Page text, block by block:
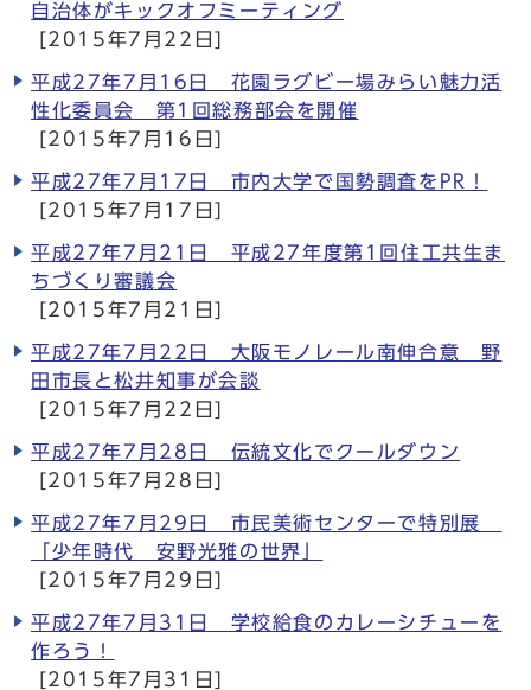
自治体がキックオフミーティング
[2015年7月22日]
平成27年7月16日 花園ラグビー場みらい魅力活
性化委員会 第1回総務部会を開催
[2015年7月16日]
平成27年7月17日 市内大学で国勢調査をPR！
[2015年7月17日]
平成27年7月21日 平成27年度第1回住工共生ま
ちづくり審議会
[2015年7月21日]
平成27年7月22日 大阪モノレール南伸合意 野
田市長と松井知事が会談
[2015年7月22日]
平成27年7月28日 伝統文化でクールダウン
[2015年7月28日]
平成27年7月29日 市民美術センターで特別展
「少年時代 安野光雅の世界」
[2015年7月29日]
平成27年7月31日 学校給食のカレーシチューを
作ろう！
[2015年7月31日]